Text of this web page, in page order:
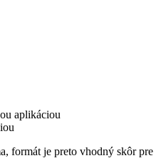
aplikáciou
formát je preto vhodný skôr pre